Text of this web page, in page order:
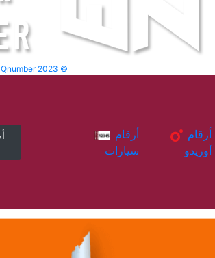
Qnumber 2023 ©
سيارات
أوريدو